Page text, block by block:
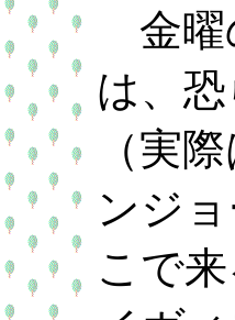
金曜
は、
（実
ンジ
こで